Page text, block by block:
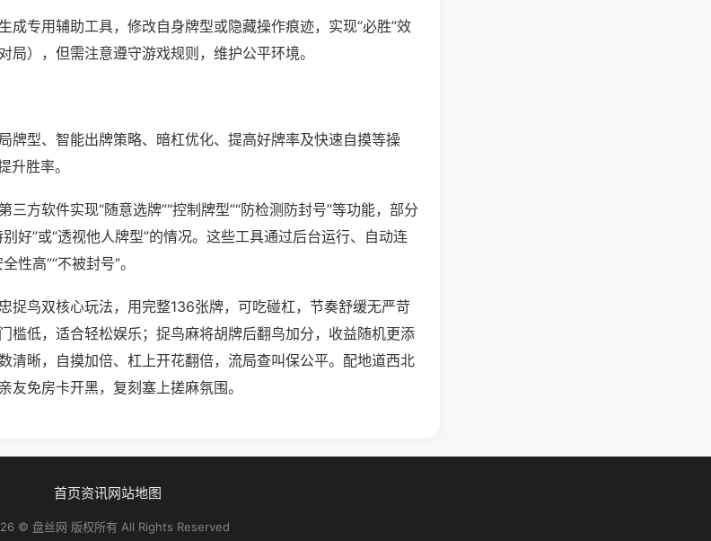
成专用辅助工具，修改自身牌型或隐藏操作痕迹，实现“必胜”效
局），但需注意遵守游戏规则，维护公平环境。
牌型、智能出牌策略、暗杠优化、提高好牌率及快速自摸等操
升胜率。
方软件实现“随意选牌”“控制牌型”“防检测防封号”等功能，部分
好”或“透视他人牌型”的情况。这些工具通过后台运行、自动连
性高”“不被封号”。
捉鸟双核心玩法，用完整136张牌，可吃碰杠，节奏舒缓无严苛
槛低，适合轻松娱乐；捉鸟麻将胡牌后翻鸟加分，收益随机更添
清晰，自摸加倍、杠上开花翻倍，流局查叫保公平。配地道西北
友免房卡开黑，复刻塞上搓麻氛围。
首页资讯网站地图
© 盘丝网 版权所有 All Rights Reserved